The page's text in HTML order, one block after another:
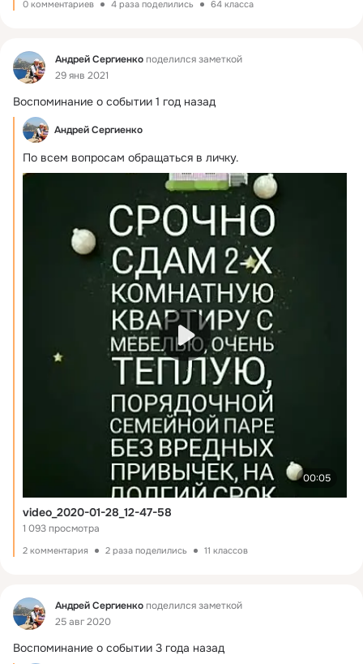
0 комментариев 4 раза поделились 64 класса
Фид Андрей Сергиенкоподелился заметкой
29 янв 2021
Воспоминание о событии 1 год назад
Андрей Сергиенко
По всем вопросам обращаться в личку.
00:05
video_2020-01-28_12-47-58
1 093 просмотра
2 комментария 2 раза поделились 11 классов
Фид Андрей Сергиенкоподелился заметкой
25 авг 2020
Воспоминание о событии 3 года назад